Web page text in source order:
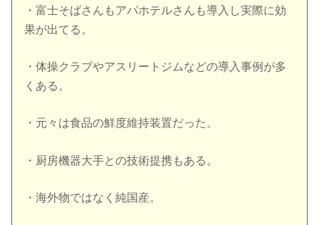
・富士そばさんもアパホテルさんも導入し実際に効
果が出てる。
・体操クラブやアスリートジムなどの導入事例が多
くある。
・元々は食品の鮮度維持装置だった。
・厨房機器大手との技術提携もある。
・海外物ではなく純国産。